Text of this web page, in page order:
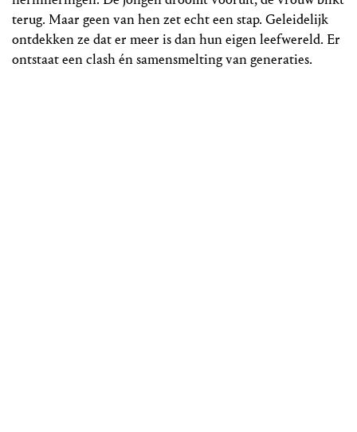
terug. Maar geen van hen zet echt een stap. Geleidelijk
ontdekken ze dat er meer is dan hun eigen leefwereld. Er
ontstaat een clash én samensmelting van generaties.